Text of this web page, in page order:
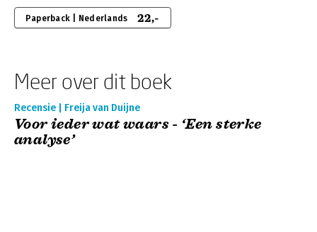
Paperback | Nederlands 22,-
Meer over dit boek
Recensie | Freija van Duijne
Voor ieder wat waars - ‘Een sterke
analyse’